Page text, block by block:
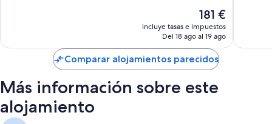
El
precio
actual
de
181 €
181 €
incluye tasas e impuestos
Del 18 ago al 19 ago
Comparar alojamientos parecidos
Más información sobre este
alojamiento